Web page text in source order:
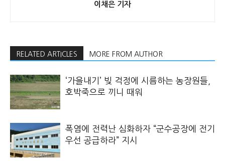
이채은 기자
RELATED ARTICLES MORE FROM AUTHOR
‘가을내기’ 빚 걱정에 시름하는 농장원들,
호박죽으로 끼니 때워
폭염에 전력난 심화하자 “군수공장에 전기
우선 공급하라” 지시